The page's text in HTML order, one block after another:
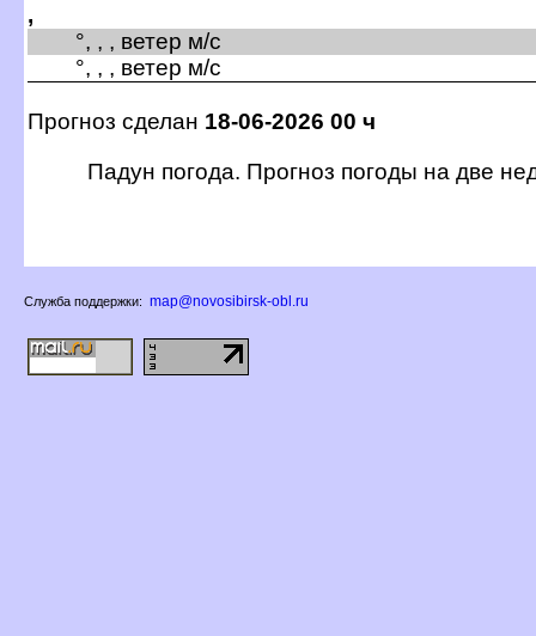
,
°, , , ветер м/с
°, , , ветер м/с
Прогноз сделан 18-06-2026 00 ч
Падун погода. Прогноз погоды на две
Служба поддержки: map@novosibirsk-obl.ru